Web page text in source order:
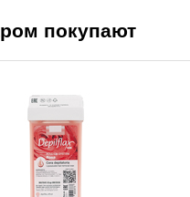
покупают